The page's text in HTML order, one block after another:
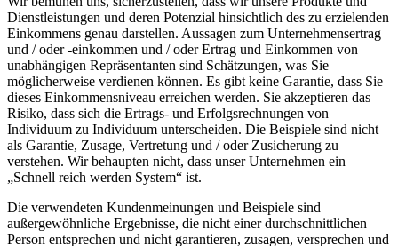
Dienstleistungen und deren Potenzial hinsichtlich des zu erzielenden
Einkommens genau darstellen. Aussagen zum Unternehmensertrag
und / oder -einkommen und / oder Ertrag und Einkommen von
unabhängigen Repräsentanten sind Schätzungen, was Sie
möglicherweise verdienen können. Es gibt keine Garantie, dass Sie
dieses Einkommensniveau erreichen werden. Sie akzeptieren das
Risiko, dass sich die Ertrags- und Erfolgsrechnungen von
Individuum zu Individuum unterscheiden. Die Beispiele sind nicht
als Garantie, Zusage, Vertretung und / oder Zusicherung zu
verstehen. Wir behaupten nicht, dass unser Unternehmen ein
„Schnell reich werden System“ ist.
Die verwendeten Kundenmeinungen und Beispiele sind
außergewöhnliche Ergebnisse, die nicht einer durchschnittlichen
Person entsprechen und nicht garantieren, zusagen, versprechen und